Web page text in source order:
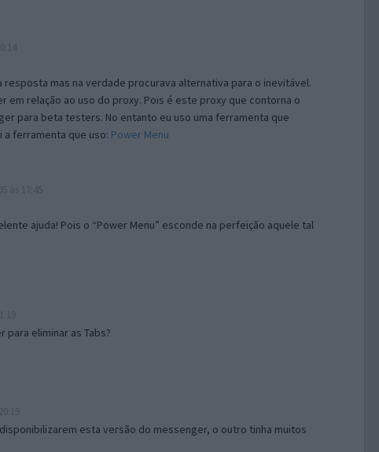
mas na verdade procurava alternativa para o inevitável.
em relação ao uso do proxy. Pois é este proxy que contorna o
para beta testers. No entanto eu uso uma ferramenta que
ferramenta que uso: Power Menu
ajuda! Pois o “Power Menu” esconde na perfeição aquele tal
para eliminar as Tabs?
esta versão do messenger, o outro tinha muitos